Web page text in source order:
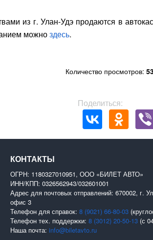
из г. Улан-Удэ продаются в
можноздесь.
Количество просмотров:
Поделиться:
КОНТАКТЫ
ОГРН: 1180327010951, ООО «БИЛЕТ АВТО»
ИНН/КПП: 0326562943/032601001
Адрес для почтовых отправлений: 670002, г.
офис 3
Телефон для справок: 8 (9021) 66-80-03
Телефон тех. поддержки: 8 (3012) 20-50-13 (с
Наша почта: info@biletavto.ru